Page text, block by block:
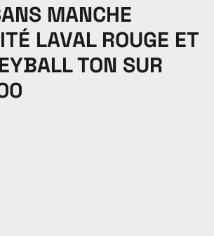
MANCHE
LAVAL ROUGE ET
TON SUR